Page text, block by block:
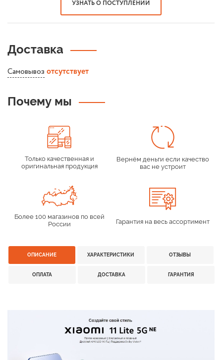
УЗНАТЬ О ПОСТУПЛЕНИИ
Доставка
Самовывоз отсутствует
Почему мы
Только качественная и
оригинальная продукция
Вернём деньги если качество
вас не устроит
Более 100 магазинов по всей
России
Гарантия на весь ассортимент
ОПИСАНИЕ ХАРАКТЕРИСТИКИ ОТЗЫВЫ
ОПЛАТА ДОСТАВКА ГАРАНТИЯ